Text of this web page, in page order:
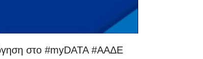
στο #myDATA #ΑΑΔΕ